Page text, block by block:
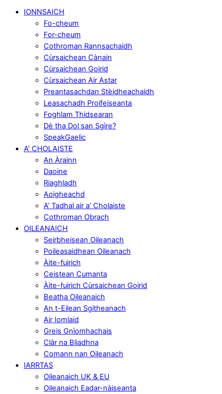
IONNSAICH
Fo-cheum
For-cheum
Cothroman Rannsachaidh
Cùrsaichean Cànain
Cùrsaichean Goirid
Cùrsaichean Air Astar
Preantasachdan Stèidheachaidh
Leasachadh Proifeiseanta
Foghlam Thidsearan
Dè tha Dol san Sgìre?
SpeakGaelic
A’ CHOLAISTE
An Àrainn
Daoine
Riaghladh
Aoigheachd
A’ Tadhal air a’ Cholaiste
Cothroman Obrach
OILEANAICH
Seirbheisean Oileanach
Poileasaidhean Oileanach
Àite-fuirich
Ceistean Cumanta
Àite-fuirich Cùrsaichean Goirid
Beatha Oileanaich
An t-Eilean Sgitheanach
Air Iomlaid
Greis Gnìomhachais
Clàr na Bliadhna
Comann nan Oileanach
IARRTAS
Oileanaich UK & EU
Oileanaich Eadar-nàiseanta